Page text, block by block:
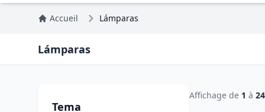
Accueil Lámparas
Lámparas
Tema
Affichage de 1 à 24